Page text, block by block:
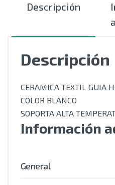
Descripción
Descripción
CERAMICA TEXTIL GUIA
COLOR BLANCO
SOPORTA ALTA
Información
General